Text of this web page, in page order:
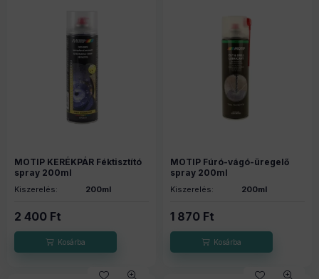
MOTIP KERÉKPÁR Féktisztító
spray 200ml
Kiszerelés: 200ml
2 400 Ft
MOTIP Fúró-vágó-üregelő
spray 200ml
Kiszerelés: 200ml
1 870 Ft